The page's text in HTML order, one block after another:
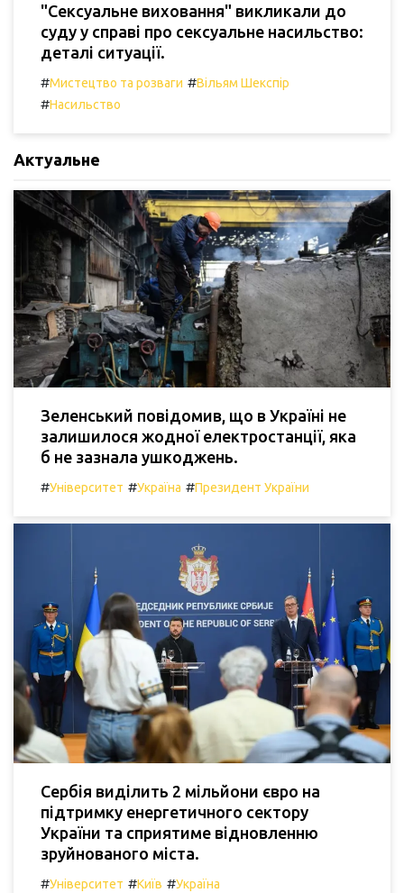
"Сексуальне виховання" викликали до
суду у справі про сексуальне насильство:
деталі ситуації.
#Мистецтво та розваги #Вільям Шекспір
#Насильство
Актуальне
Зеленський повідомив, що в Україні не
залишилося жодної електростанції, яка
б не зазнала ушкоджень.
#Університет #Україна #Президент України
Сербія виділить 2 мільйони євро на
підтримку енергетичного сектору
України та сприятиме відновленню
зруйнованого міста.
#Університет #Київ #Україна